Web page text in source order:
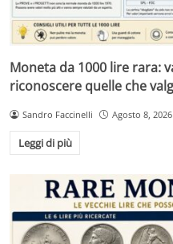
Moneta da 1000 lire rara:
riconoscere quelle che
Sandro Faccinelli Agosto 8, 2026
Leggi di più